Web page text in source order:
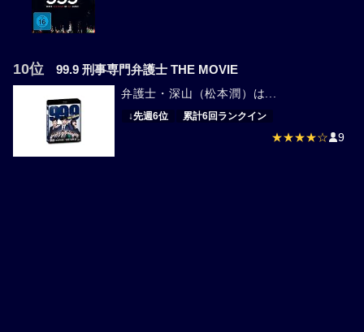
10位 99.9 刑事専門弁護士 THE MOVIE
弁護士・深山（松本潤）は...
↓先週6位 累計6回ランクイン
★★★★☆ 9